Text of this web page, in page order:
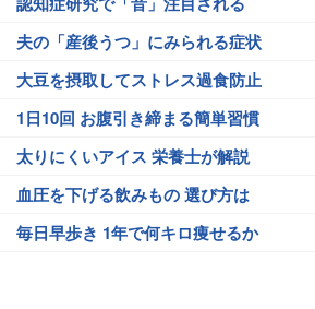
夫の「産後うつ」にみられる症状
大豆を摂取してストレス過食防止
1日10回 お腹引き締まる簡単習慣
太りにくいアイス 栄養士が解説
血圧を下げる飲みもの 選び方は
毎日早歩き 1年で何キロ痩せるか